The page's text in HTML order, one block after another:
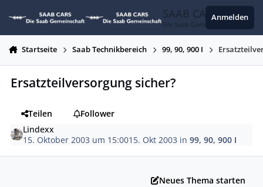
SAAB CARS
Die Saab Gemeinschaft
Anmelden
Startseite Saab Technikbereich 99, 90, 900 I
Ersatzteilversorgung sicher?
Teilen
Follower
Lindexx
15. Oktober 2003 um 15:0015. Okt 2003 in99, 90, 900 I
Neues Thema starten